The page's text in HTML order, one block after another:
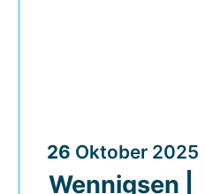
26 Oktober 2025
Wennigsen |